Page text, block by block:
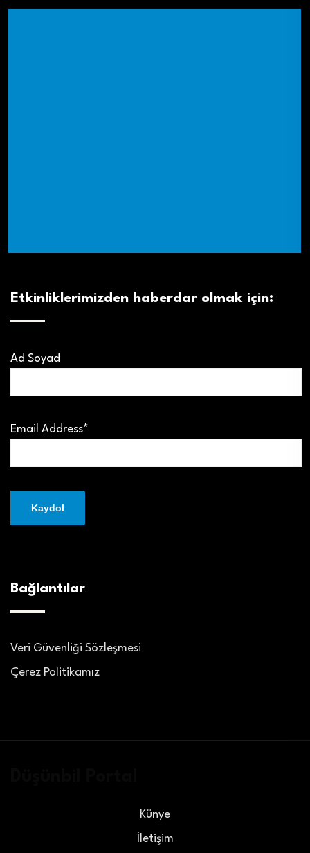
Etkinliklerimizden haberdar olmak için:
Ad Soyad
Email Address*
Bağlantılar
Veri Güvenliği Sözleşmesi
Çerez Politikamız
Künye
İletişim